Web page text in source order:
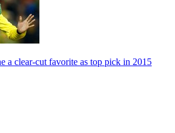
a clear-cut favorite as top pick in 2015